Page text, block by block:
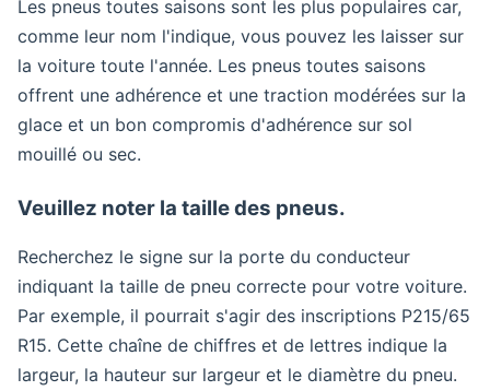
Les pneus toutes saisons sont les plus populaires car,
comme leur nom l'indique, vous pouvez les laisser sur
la voiture toute l'année. Les pneus toutes saisons
offrent une adhérence et une traction modérées sur la
glace et un bon compromis d'adhérence sur sol
mouillé ou sec.
Veuillez noter la taille des pneus.
Recherchez le signe sur la porte du conducteur
indiquant la taille de pneu correcte pour votre voiture.
Par exemple, il pourrait s'agir des inscriptions P215/65
R15. Cette chaîne de chiffres et de lettres indique la
largeur, la hauteur sur largeur et le diamètre du pneu.